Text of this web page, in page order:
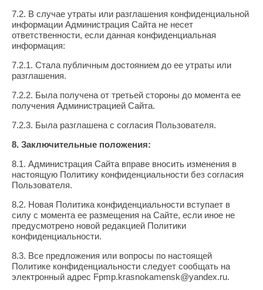
7.2. В случае утраты или разглашения конфиденциальной
информации Администрация Сайта не несет
ответственности, если данная конфиденциальная
информация:
7.2.1. Стала публичным достоянием до ее утраты или
разглашения.
7.2.2. Была получена от третьей стороны до момента ее
получения Администрацией Сайта.
7.2.3. Была разглашена с согласия Пользователя.
8. Заключительные положения:
8.1. Администрация Сайта вправе вносить изменения в
настоящую Политику конфиденциальности без согласия
Пользователя.
8.2. Новая Политика конфиденциальности вступает в
силу с момента ее размещения на Сайте, если иное не
предусмотрено новой редакцией Политики
конфиденциальности.
8.3. Все предложения или вопросы по настоящей
Политике конфиденциальности следует сообщать на
электронный адрес Fpmp.krasnokamensk@yandex.ru.